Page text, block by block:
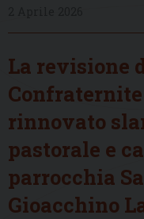
La revisione
rinnovato
pastorale e
parrocchia
Gioacchino